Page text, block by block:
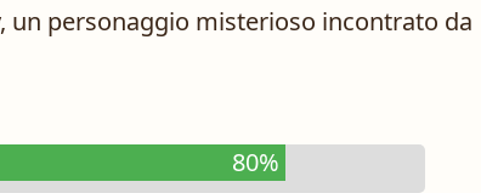
un personaggio misterioso incontrato da
80%